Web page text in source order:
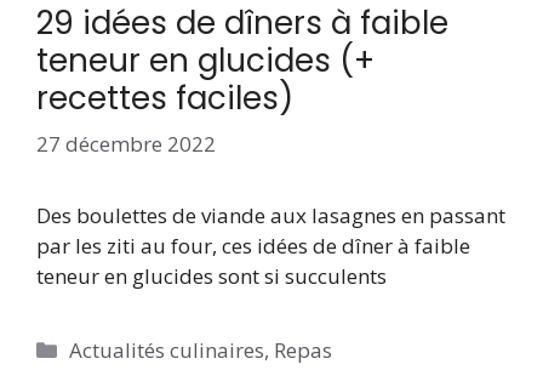
29 idées de dîners à faible
teneur en glucides (+
recettes faciles)
27 décembre 2022
Des boulettes de viande aux lasagnes en passant
par les ziti au four, ces idées de dîner à faible
teneur en glucides sont si succulents
Catégories
Actualités culinaires, Repas